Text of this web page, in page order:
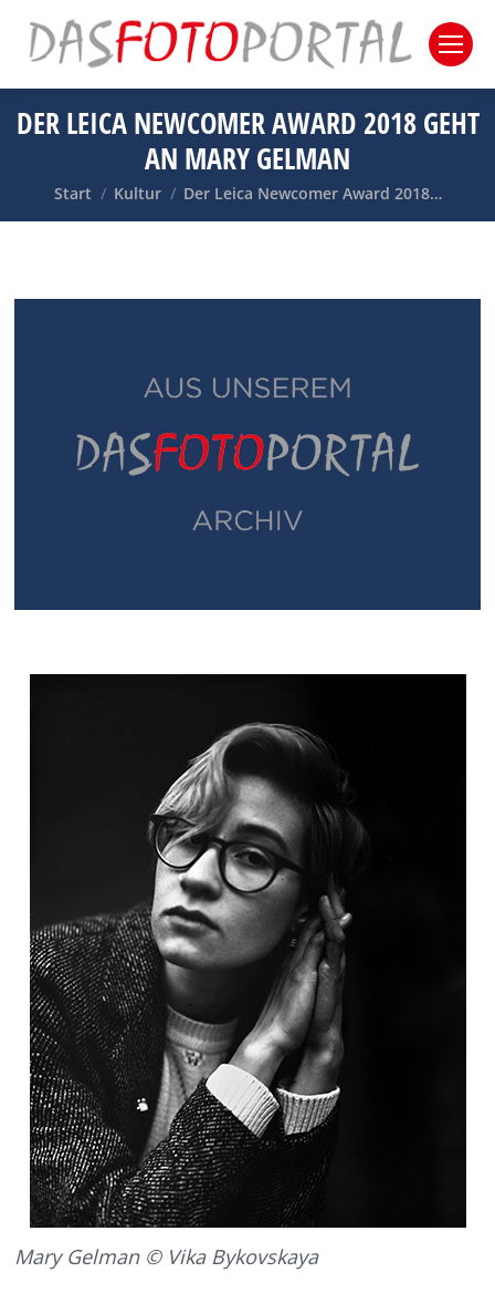
DER LEICA NEWCOMER AWARD 2018 GEHT
AN MARY GELMAN
Sie befinden sich hier:
Start Kultur Der Leica Newcomer Award 2018…
Mary Gelman © Vika Bykovskaya